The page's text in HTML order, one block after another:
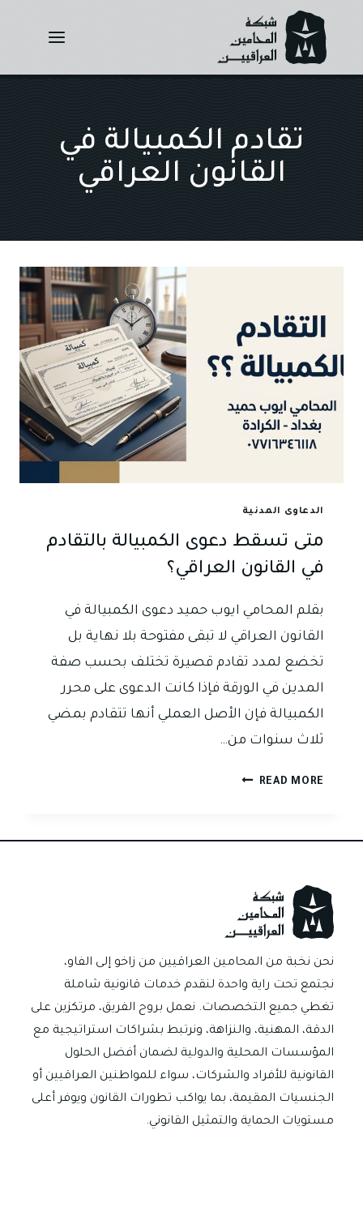
content
تقادم الكمبيالة في
القانون العراقي
الدعاوى المدنية
متى تسقط دعوى الكمبيالة بالتقادم
في القانون العراقي؟
بقلم المحامي ايوب حميد دعوى الكمبيالة في
القانون العراقي لا تبقى مفتوحة بلا نهاية بل
تخضع لمدد تقادم قصيرة تختلف بحسب صفة
المدين في الورقة فإذا كانت الدعوى على محرر
الكمبيالة فإن الأصل العملي أنها تتقادم بمضي
ثلاث سنوات من…
READ MORE متى
الكمبيالة
القانون
العراقي؟
نحن نخبة من المحامين العراقيين من زاخو إلى الفاو،
نجتمع تحت راية واحدة لنقدم خدمات قانونية شاملة
تغطي جميع التخصصات. نعمل بروح الفريق، مرتكزين على
الدقة، المهنية، والنزاهة، ونرتبط بشراكات استراتيجية مع
المؤسسات المحلية والدولية لضمان أفضل الحلول
القانونية للأفراد والشركات، سواء للمواطنين العراقيين أو
الجنسيات المقيمة، بما يواكب تطورات القانون ويوفر أعلى
مستويات الحماية والتمثيل القانوني.